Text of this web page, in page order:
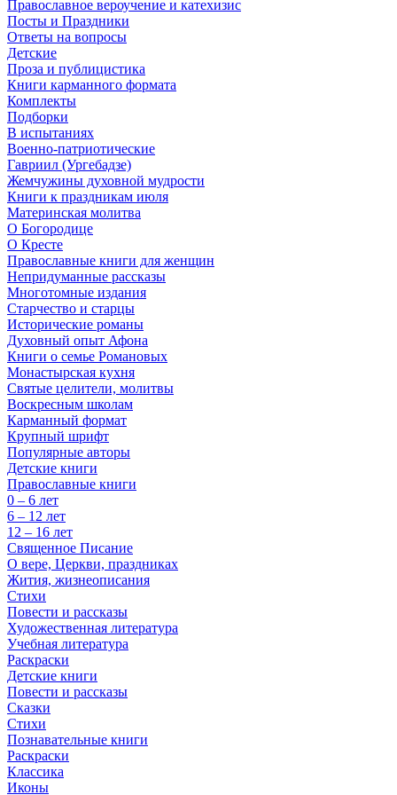
Православное вероучение и катехизис
Посты и Праздники
Ответы на вопросы
Детские
Проза и публицистика
Книги карманного формата
Комплекты
Подборки
В испытаниях
Военно-патриотические
Гавриил (Ургебадзе)
Жемчужины духовной мудрости
Книги к праздникам июля
Материнская молитва
О Богородице
О Кресте
Православные книги для женщин
Непридуманные рассказы
Многотомные издания
Старчество и старцы
Исторические романы
Духовный опыт Афона
Книги о семье Романовых
Монастырская кухня
Святые целители, молитвы
Воскресным школам
Карманный формат
Крупный шрифт
Популярные авторы
Детские книги
Православные книги
0 – 6 лет
6 – 12 лет
12 – 16 лет
Священное Писание
О вере, Церкви, праздниках
Жития, жизнеописания
Стихи
Повести и рассказы
Художественная литература
Учебная литература
Раскраски
Детские книги
Повести и рассказы
Сказки
Стихи
Познавательные книги
Раскраски
Классика
Иконы